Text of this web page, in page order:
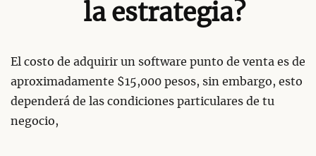
la estrategia?
El costo de adquirir un software punto de venta es de
aproximadamente $15,000 pesos, sin embargo, esto
dependerá de las condiciones particulares de tu
negocio,